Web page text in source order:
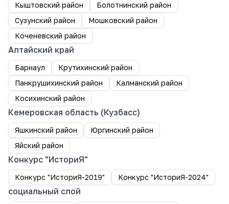
Кыштовский район
Болотнинский район
Сузунский район
Мошковский район
Коченевский район
Алтайский край
Барнаул
Крутихинский район
Панкрушихинский район
Калманский район
Косихинский район
Кемеровская область (Кузбасс)
Яшкинский район
Юргинский район
Яйский район
Конкурс "ИсториЯ"
Конкурс "ИсториЯ-2019" Конкурс "ИсториЯ-2024"
социальный слой